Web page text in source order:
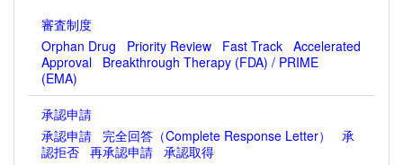
審査制度
Orphan Drug
Priority Review Fast Track Accelerated
Approval
Breakthrough Therapy (FDA) / PRIME
(EMA)
承認申請
承認申請
完全回答（Complete Response Letter）
承
認拒否 再承認申請 承認取得